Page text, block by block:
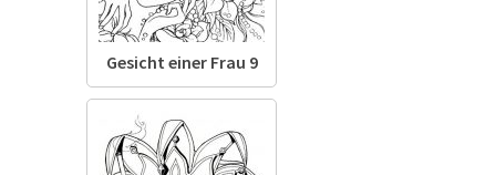
Gesicht einer Frau 9